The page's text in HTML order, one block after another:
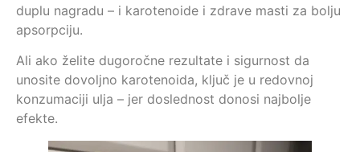
duplu nagradu – i karotenoide i zdrave masti za bolju
apsorpciju.
Ali ako želite dugoročne rezultate i sigurnost da
unosite dovoljno karotenoida, ključ je u redovnoj
konzumaciji ulja – jer doslednost donosi najbolje
efekte.